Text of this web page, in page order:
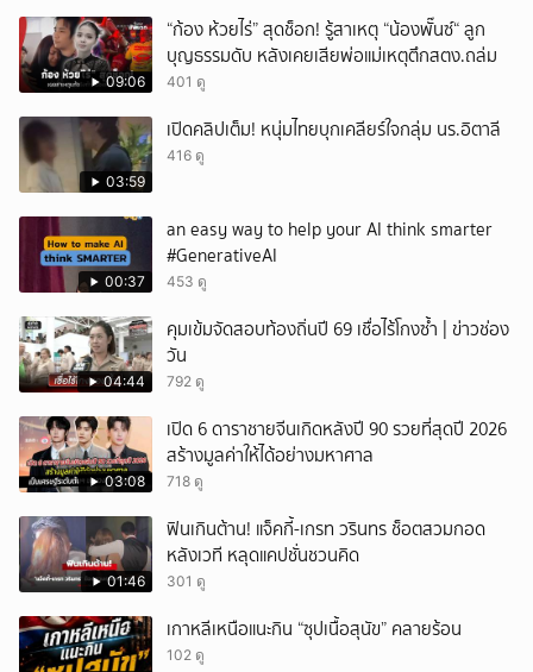
09:06
“ก้อง ห้วยไร่” สุดช็อก! รู้สาเหตุ “น้องพั๊นซ์“ ลูก
บุญธรรมดับ หลังเคยเสียพ่อแม่เหตุตึกสตง.ถล่ม
401 ดู
03:59
เปิดคลิปเต็ม! หนุ่มไทยบุกเคลียร์ใจกลุ่ม นร.อิตาลี
416 ดู
00:37
an easy way to help your AI think smarter
#GenerativeAI
453 ดู
04:44
คุมเข้มจัดสอบท้องถิ่นปี 69 เชื่อไร้โกงซ้ำ | ข่าวช่อง
วัน
792 ดู
03:08
เปิด 6 ดาราชายจีนเกิดหลังปี 90 รวยที่สุดปี 2026
สร้างมูลค่าให้ได้อย่างมหาศาล
718 ดู
01:46
ฟินเกินต้าน! แจ็คกี้-เกรท วรินทร ช็อตสวมกอด
หลังเวที หลุดแคปชั่นชวนคิด
301 ดู
เกาหลีเหนือแนะกิน “ซุปเนื้อสุนัข” คลายร้อน
102 ดู